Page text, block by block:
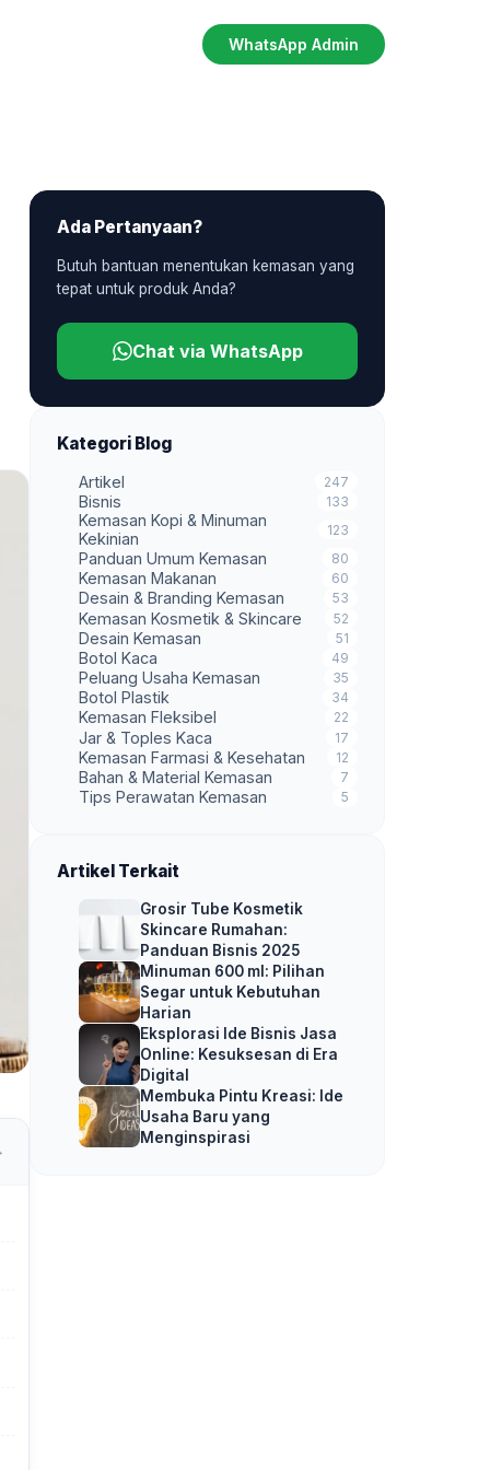
WhatsApp Admin
Ada Pertanyaan?
Butuh bantuan menentukan kemasan yang
tepat untuk produk Anda?
Chat via WhatsApp
Kategori Blog
Artikel 247
Bisnis 133
Kemasan Kopi & Minuman
Kekinian
123
Panduan Umum Kemasan 80
Kemasan Makanan 60
Desain & Branding Kemasan 53
Kemasan Kosmetik & Skincare 52
Desain Kemasan 51
Botol Kaca 49
Peluang Usaha Kemasan 35
Botol Plastik 34
Kemasan Fleksibel 22
Jar & Toples Kaca 17
Kemasan Farmasi & Kesehatan 12
Bahan & Material Kemasan 7
Tips Perawatan Kemasan 5
Artikel Terkait
Grosir Tube Kosmetik
Skincare Rumahan:
Panduan Bisnis 2025
Minuman 600 ml: Pilihan
Segar untuk Kebutuhan
Harian
Eksplorasi Ide Bisnis Jasa
Online: Kesuksesan di Era
Digital
Membuka Pintu Kreasi: Ide
Usaha Baru yang
Menginspirasi